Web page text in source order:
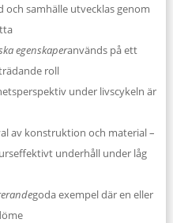
och samhälle utvecklas genom
egenskaperanvänds på ett
roll
under livscykeln är
av konstruktion och material –
underhåll under låg
goda exempel där en eller